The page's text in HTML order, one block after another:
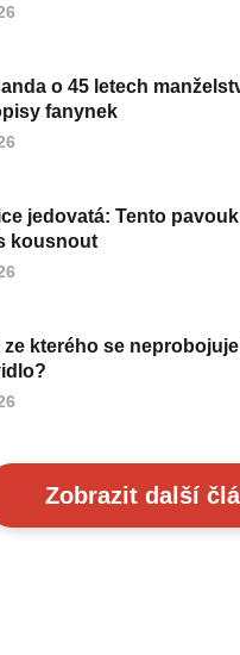
o 45 letech
fanynek
jedovatá: Tento
kousnout
ze kterého se
Zobrazit další